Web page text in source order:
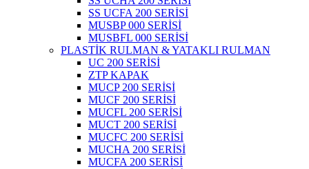
SS UCFA 200 SERİSİ
MUSBP 000 SERİSİ
MUSBFL 000 SERİSİ
PLASTİK RULMAN & YATAKLI RULMAN
UC 200 SERİSİ
ZTP KAPAK
MUCP 200 SERİSİ
MUCF 200 SERİSİ
MUCFL 200 SERİSİ
MUCT 200 SERİSİ
MUCFC 200 SERİSİ
MUCHA 200 SERİSİ
MUCFA 200 SERİSİ